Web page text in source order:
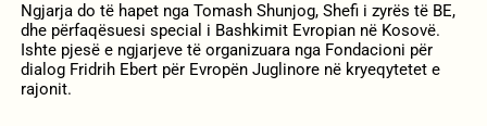
Ngjarja do të hapet nga Tomash Shunjog, Shefi i zyrës të BE,
dhe përfaqësuesi special i Bashkimit Evropian në Kosovë.
Ishte pjesë e ngjarjeve të organizuara nga Fondacioni për
dialog Fridrih Ebert për Evropën Juglinore në kryeqytetet e
rajonit.